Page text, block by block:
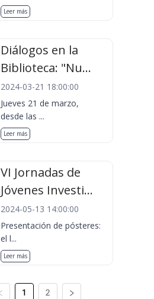
Leer más
Diálogos en la
Biblioteca: "Nu...
2024-03-21 18:00:00
Jueves 21 de marzo,
desde las ...
Leer más
VI Jornadas de
Jóvenes Investi...
2024-05-13 14:00:00
Presentación de pósteres:
el l...
Leer más
1 2